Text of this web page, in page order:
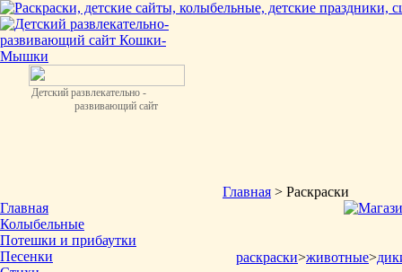
Детский развлекательно -
развивающий сайт
Главная
Колыбельные
Потешки и прибаутки
Песенки
Главная > Раскраски
раскраски>животные>